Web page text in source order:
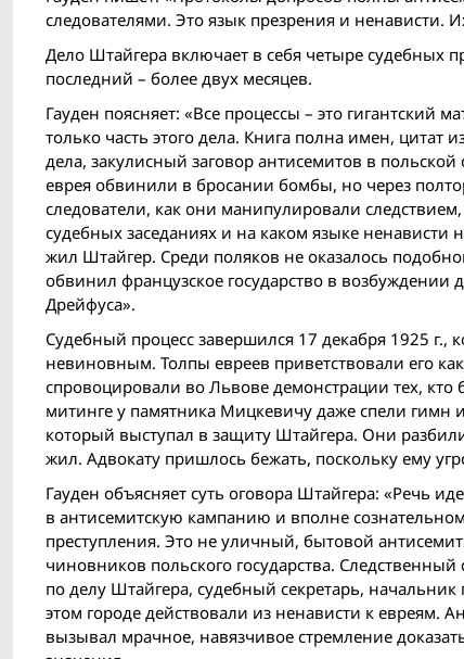
следователями. Это язык презрения и ненависти.
Дело Штайгера включает в себя четыре судебных
последний – более двух месяцев.
Гауден поясняет: «Все процессы – это гигантский
только часть этого дела. Книга полна имен, цитат
дела, закулисный заговор антисемитов в
еврея обвинили в бросании бомбы, но через
следователи, как они манипулировали
судебных заседаниях и на каком языке
жил Штайгер. Среди поляков не оказалось
обвинил французское государство в
Дрейфуса».
Судебный процесс завершился 17 декабря 1925
невиновным. Толпы евреев приветствовали его
спровоцировали во Львове демонстрации тех,
митинге у памятника Мицкевичу даже спели гимн
который выступал в защиту Штайгера. Они
жил. Адвокату пришлось бежать, поскольку ему
Гауден объясняет суть оговора Штайгера: «Речь
в антисемитскую кампанию и вполне
преступления. Это не уличный, бытовой
чиновников польского государства.
по делу Штайгера, судебный секретарь,
этом городе действовали из ненависти к евреям.
вызывал мрачное, навязчивое стремление